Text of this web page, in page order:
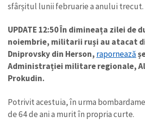
sfârșitul lunii februarie a anului trecut.
UPDATE 12:50 În dimineața zilei de
noiembrie, militarii ruși au atacat
Dniprovsky din Herson, rapornează
Administrației militare regionale,
Prokudin.
Potrivit acestuia, în urma
de 64 de ani a murit în propria curte.